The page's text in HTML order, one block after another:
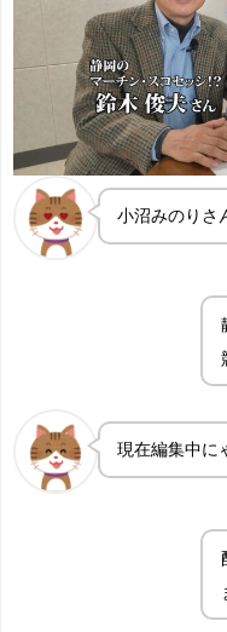
小沼みのりさ
現在編集中に